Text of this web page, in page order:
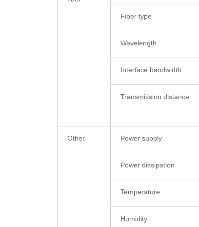
Fiber type
Wavelength
Interface bandwidth
Transmission distance
Other Power supply
Power dissipation
Temperature
Humidity